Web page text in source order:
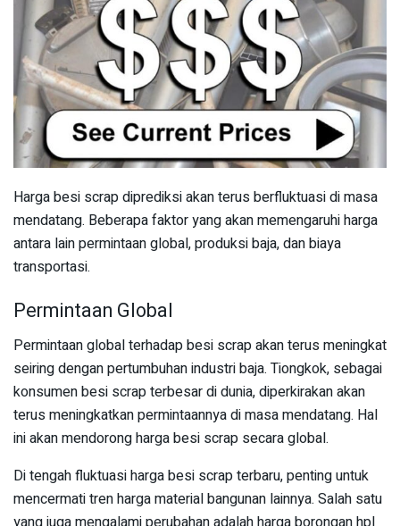
Harga besi scrap diprediksi akan terus berfluktuasi di masa
mendatang. Beberapa faktor yang akan memengaruhi harga
antara lain permintaan global, produksi baja, dan biaya
transportasi.
Permintaan Global
Permintaan global terhadap besi scrap akan terus meningkat
seiring dengan pertumbuhan industri baja. Tiongkok, sebagai
konsumen besi scrap terbesar di dunia, diperkirakan akan
terus meningkatkan permintaannya di masa mendatang. Hal
ini akan mendorong harga besi scrap secara global.
Di tengah fluktuasi harga besi scrap terbaru, penting untuk
mencermati tren harga material bangunan lainnya. Salah satu